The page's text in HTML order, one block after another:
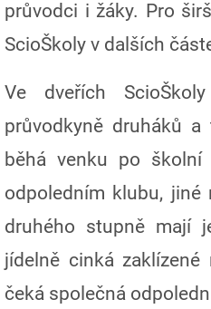
průvodci i žáky. Pro
ScioŠkoly v dalších
Ve dveřích
průvodkyně druháků
běhá venku po školní
odpoledním klubu,
druhého stupně mají
jídelně cinká
čeká společná